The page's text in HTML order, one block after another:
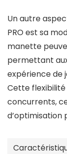
Un autre
PRO est sa
manette
permettant
expérience de
Cette flexibilité
concurrents,
d’optimisation